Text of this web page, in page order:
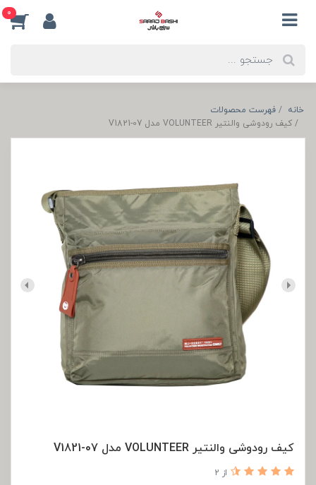
0
خانه
فهرست محصولات
کیف رودوشی والنتیر VOLUNTEER مدل V1821-07
کیف رودوشی والنتیر VOLUNTEER مدل V1821-07
از 2